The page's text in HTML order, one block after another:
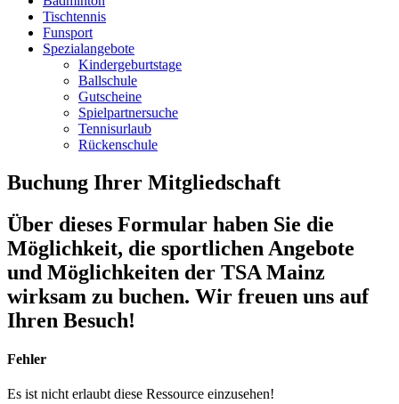
Tischtennis
Funsport
Spezialangebote
Kindergeburtstage
Ballschule
Gutscheine
Spielpartnersuche
Tennisurlaub
Rückenschule
Buchung Ihrer Mitgliedschaft
Über dieses Formular haben Sie die
Möglichkeit, die sportlichen Angebote
und Möglichkeiten der TSA Mainz
wirksam zu buchen. Wir freuen uns auf
Ihren Besuch!
Fehler
Es ist nicht erlaubt diese Ressource einzusehen!